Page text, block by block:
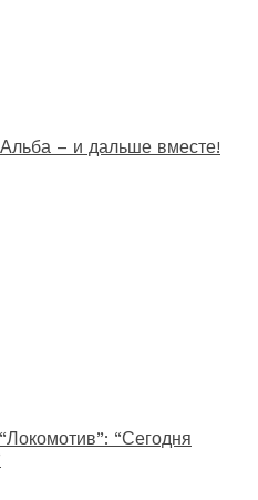
– и дальше вместе!
“Сегодня